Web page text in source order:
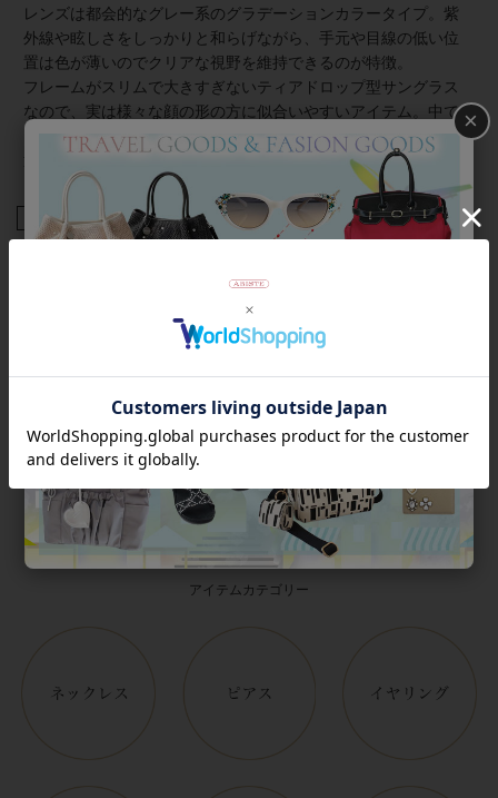
レンズは都会的なグレー系のグラデーションカラータイプ。紫
外線や眩しさをしっかりと和らげながら、手元や目線の低い位
置は色が薄いのでクリアな視野を維持できるのが特徴。
フレームがスリムで大きすぎないティアドロップ型サングラス
なので、実は様々な顔の形の方に似合いやすいアイテム。中で
も三角形や面長の顔型の方には特にオススメ。下辺に比べて上
辺の幅が広いので、バランスをよく見せてくれます。
商品番号 7150030
Category
アイテムカテゴリー
×